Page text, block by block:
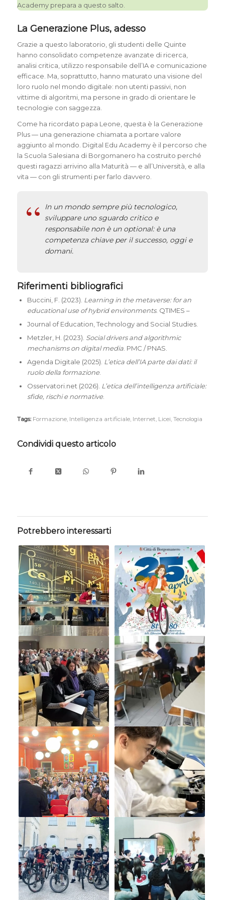
Academy prepara a questo salto.
La Generazione Plus, adesso
Grazie a questo laboratorio, gli studenti delle Quinte
hanno consolidato competenze avanzate di ricerca,
analisi critica, utilizzo responsabile dell’IA e comunicazione
efficace. Ma, soprattutto, hanno maturato una visione del
loro ruolo nel mondo digitale: non utenti passivi, non
vittime di algoritmi, ma persone in grado di orientare le
tecnologie con saggezza.
Come ha ricordato papa Leone, questa è la Generazione
Plus — una generazione chiamata a portare valore
aggiunto al mondo. Digital Edu Academy è il percorso che
la Scuola Salesiana di Borgomanero ha costruito perché
questi ragazzi arrivino alla Maturità — e all’Università, e alla
vita — con gli strumenti per farlo davvero.
In un mondo sempre più tecnologico,
sviluppare uno sguardo critico e
responsabile non è un optional: è una
competenza chiave per il successo, oggi e
domani.
Riferimenti bibliografici
Buccini, F. (2023). Learning in the metaverse: for an
educational use of hybrid environments. QTIMES –
Journal of Education, Technology and Social Studies.
Metzler, H. (2023). Social drivers and algorithmic
mechanisms on digital media. PMC / PNAS.
Agenda Digitale (2025). L’etica dell’IA parte dai dati: il
ruolo della formazione.
Osservatori.net (2026). L’etica dell’intelligenza artificiale:
sfide, rischi e normative.
Tags: Formazione, Intelligenza artificiale, Internet Licei Tecnologia
Condividi questo articolo
Potrebbero interessarti